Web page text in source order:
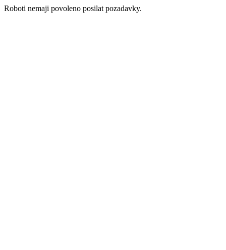
Roboti nemaji povoleno posilat pozadavky.